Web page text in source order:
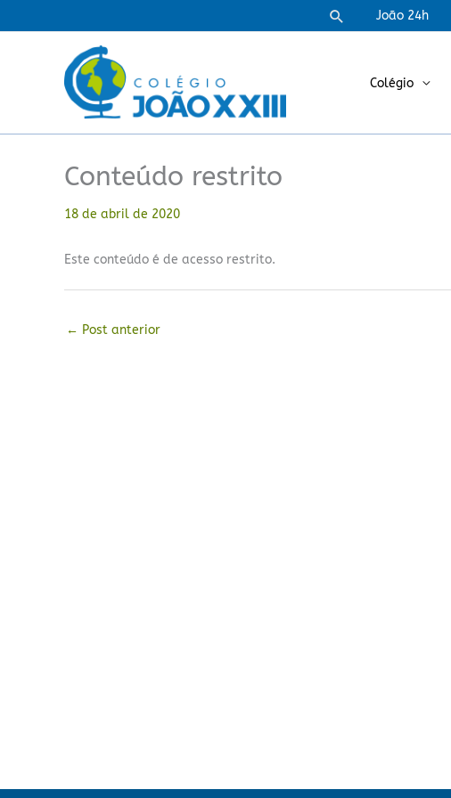
para
PesquisarJoão 24h
Colégio
Conteúdo restrito
18 de abril de 2020
Este conteúdo é de acesso restrito.
← Post anterior